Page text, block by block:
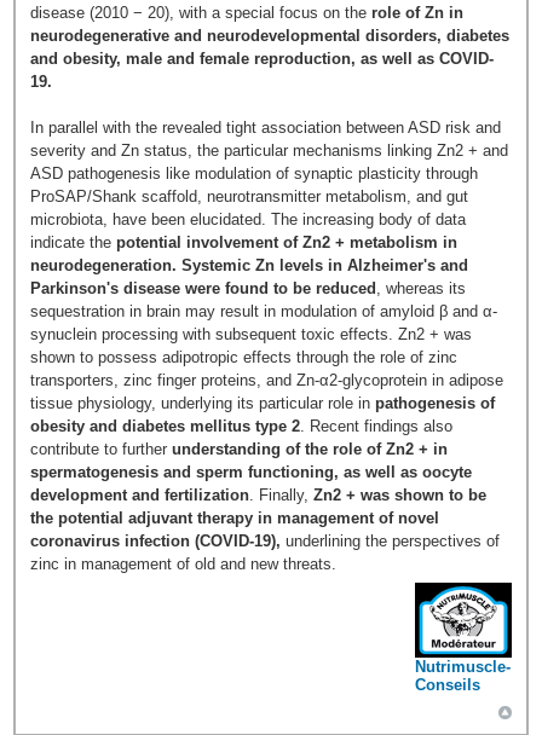
disease (2010 − 20), with a special focus on therole of Zn in
neurodegenerative and neurodevelopmental disorders, diabetes
and obesity, male and female reproduction, as well as COVID-
19.
In parallel with the revealed tight association between ASD risk and
severity and Zn status, the particular mechanisms linking Zn2 + and
ASD pathogenesis like modulation of synaptic plasticity through
ProSAP/Shank scaffold, neurotransmitter metabolism, and gut
microbiota, have been elucidated. The increasing body of data
indicate thepotential involvement of Zn2 + metabolism in
neurodegeneration. Systemic Zn levels in Alzheimer's and
Parkinson's disease were found to be reduced , whereas its
sequestration in brain may result in modulation of amyloid β and α-
synuclein processing with subsequent toxic effects. Zn2 + was
shown to possess adipotropic effects through the role of zinc
transporters, zinc finger proteins, and Zn-α2-glycoprotein in adipose
tissue physiology, underlying its particular role inpathogenesis of
obesity and diabetes mellitus type 2 . Recent findings also
contribute to further understanding of the role of Zn2 + in
spermatogenesis and sperm functioning, as well as oocyte
development and fertilization . Finally, Zn2 + was shown to be
the potential adjuvant therapy in management of novel
coronavirus infection (COVID-19), underlining the perspectives of
zinc in management of old and new threats.
Nutrimuscle-
Conseils